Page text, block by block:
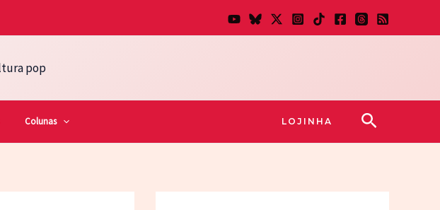
Colunas LOJINHA Pesquisar